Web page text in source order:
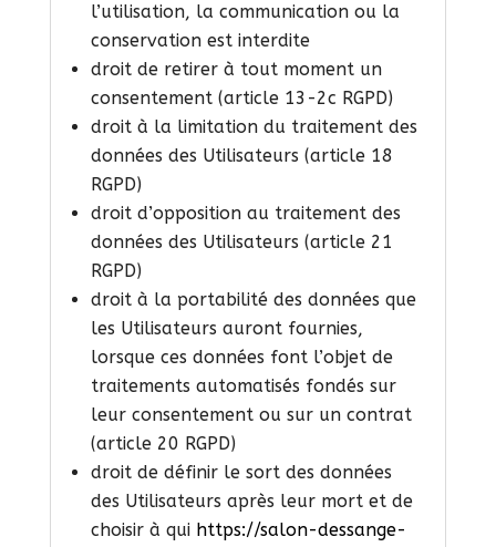
l’utilisation, la communication ou la
conservation est interdite
droit de retirer à tout moment un
consentement (article 13-2c RGPD)
droit à la limitation du traitement des
données des Utilisateurs (article 18
RGPD)
droit d’opposition au traitement des
données des Utilisateurs (article 21
RGPD)
droit à la portabilité des données que
les Utilisateurs auront fournies,
lorsque ces données font l’objet de
traitements automatisés fondés sur
leur consentement ou sur un contrat
(article 20 RGPD)
droit de définir le sort des données
des Utilisateurs après leur mort et de
choisir à qui https://salon-dessange-